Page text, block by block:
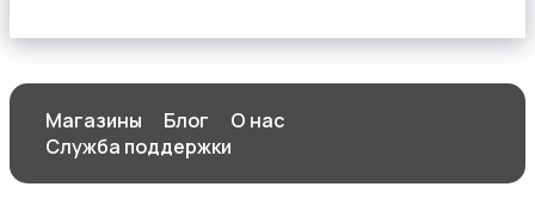
Магазины Блог
О нас
Служба поддержки